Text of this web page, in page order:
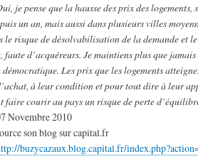
je pense que la hausse des prix des
un an, mais aussi dans plusieurs villes
le risque de désolvabilisation de la demande et
faute d’acquéreurs. Je maintiens plus que
démocratique. Les prix que les logements
à leur condition et pour tout dire à leur
faire courir au pays un risque de perte
Novembre 2010
son blog sur capital.fr
buzycazaux.blog.capital.fr/